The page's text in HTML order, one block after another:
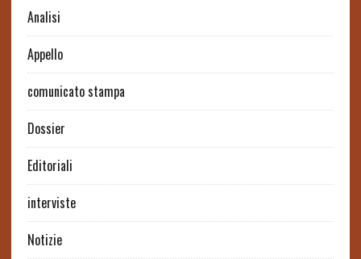
Analisi
Appello
comunicato stampa
Dossier
Editoriali
interviste
Notizie